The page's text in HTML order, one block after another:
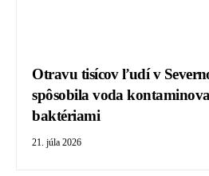
Otravu tisícov ľudí v
spôsobila voda
baktériami
21. júla 2026